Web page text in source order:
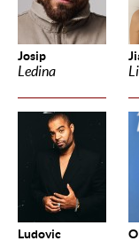
Josip
Ledina Li
Ludovic